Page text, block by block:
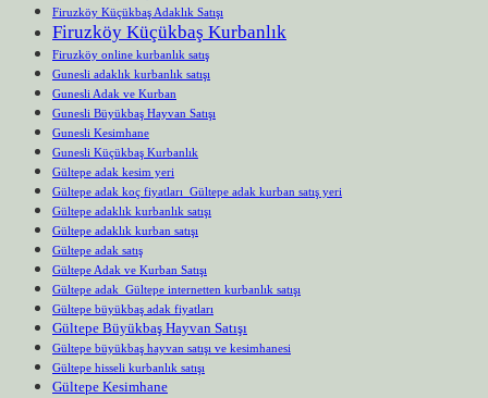
Firuzköy Küçükbaş Adaklık Satışı
Firuzköy Küçükbaş Kurbanlık
Firuzköy online kurbanlık satış
Gunesli adaklık kurbanlık satışı
Gunesli Adak ve Kurban
Gunesli Büyükbaş Hayvan Satışı
Gunesli Kesimhane
Gunesli Küçükbaş Kurbanlık
Gültepe adak kesim yeri
Gültepe adak koç fiyatları Gültepe adak kurban satış yeri
Gültepe adaklık kurbanlık satışı
Gültepe adaklık kurban satışı
Gültepe adak satış
Gültepe Adak ve Kurban Satışı
Gültepe adak Gültepe internetten kurbanlık satışı
Gültepe büyükbaş adak fiyatları
Gültepe Büyükbaş Hayvan Satışı
Gültepe büyükbaş hayvan satışı ve kesimhanesi
Gültepe hisseli kurbanlık satışı
Gültepe Kesimhane